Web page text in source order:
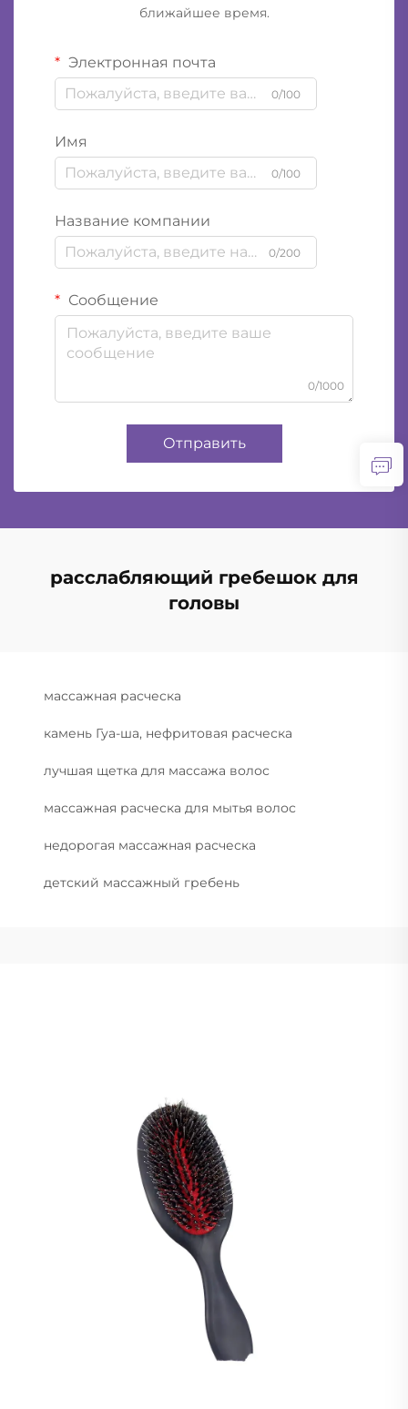
ближайшее время.
Электронная почта
0/100
Имя
0/100
Название компании
0/200
Сообщение
0/1000
Отправить
расслабляющий гребешок для
головы
массажная расческа
камень Гуа-ша, нефритовая расческа
лучшая щетка для массажа волос
массажная расческа для мытья волос
недорогая массажная расческа
детский массажный гребень